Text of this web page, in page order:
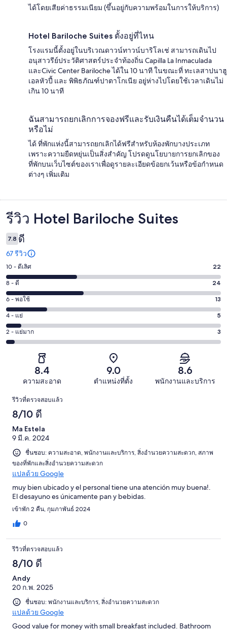
ได้โดยเสียค่าธรรมเนียม (ขึ้นอยู่กับความพร้อมในการให้บริการ)
Hotel Bariloche Suites ตั้งอยู่ที่ไหน
โรงแรมนี้ตั้งอยู่ในบริเวณดาวน์ทาวน์บาริโลเช่ สามารถเดินไป
อนุสาวรีย์ประวัติศาสตร์ประจำท้องถิ่น Capilla La Inmaculada
และCivic Center Bariloche ได้ใน 10 นาที ในขณะที่ ทะเลสาปนาฮู
เอลหัวปี้ และ พิพิธภัณฑ์ปาตาโกเนีย อยู่ห่างไปโดยใช้เวลาเดินไม่
เกิน 10 นาที
ฉันสามารถยกเลิกการจองฟรีและรับเงินคืนได้เต็มจำนวน
หรือไม่
ได้ ที่พักแห่งนี้สามารถยกเลิกได้ฟรีสำหรับห้องพักบางประเภท
เพราะความยืดหยุ่นเป็นสิ่งสำคัญ โปรดดูนโยบายการยกเลิกของ
ที่พักบนเว็บไซต์ของเราเพื่อดูรายละเอียดข้อยกเว้นหรือข้อกำหนด
ต่างๆ เพิ่มเติม
รีวิว
รีวิว Hotel Bariloche Suites
7.8 ดี
67 รีวิว
คะแนน
10
-
ดี
เลิศ
22
จาก
10 - ดีเลิศ 22
คะแนน
8
-
ดี
24
จาก
8 - ดี 24
คะแนน
6
-
พอใช้
13
6 - พอใช้ 13
คะแนน
4
-
รีวิว
4 - แย่ 5
คะแนน
2
จาก
67
รีวิว
2 - แย่มาก 3
8.4
ความสะอาด
9.0
ตำแหน่งที่ตั้ง
8.6
พนักงานและบริการ
รีวิว
รีวิวที่ตรวจสอบแล้ว
8/10 ดี
Ma Estela
9 มี.ค. 2024
ชื่นชอบ: ความสะอาด, พนักงานและบริการ, สิ่งอำนวยความสะดวก, สภาพ
ของที่พักและสิ่งอำนวยความสะดวก
แปลด้วย Google
muy bien ubicado y el personal tiene una atención muy buena!.
El desayuno es únicamente pan y bebidas.
เข้าพัก 2 คืน, กุมภาพันธ์ 2024
0
รีวิวที่ตรวจสอบแล้ว
8/10 ดี
Andy
20 ก.พ. 2025
ชื่นชอบ: พนักงานและบริการ, สิ่งอำนวยความสะดวก
แปลด้วย Google
Good value for money with small breakfast included. Bathroom